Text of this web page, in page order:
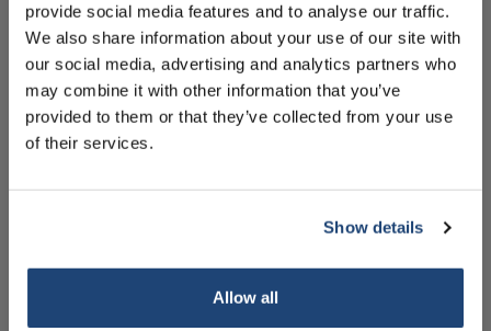
provide social media features and to analyse our traffic.
We also share information about your use of our site with
our social media, advertising and analytics partners who
may combine it with other information that you’ve
provided to them or that they’ve collected from your use
of their services.
Show details
Allow all
Informatie
Handleiding
Technische specificaties
Sign up for our newsletter to stay
informed about our new products, and
receive a 10% discount on your next
purchase for all chemical products from
our own brand 😀